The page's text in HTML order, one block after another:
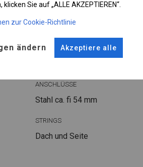
ANSCHLÜSSE
Stahl ca. fi 54 mm
STRINGS
Dach und Seite
Sie auf „ALLE AKZEPTIEREN“.
zur Cookie-Richtlinie
ändern Akzeptiere alle